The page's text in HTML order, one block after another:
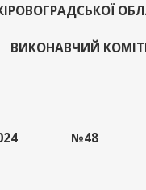
ВИКОНАВЧИЙ
№48